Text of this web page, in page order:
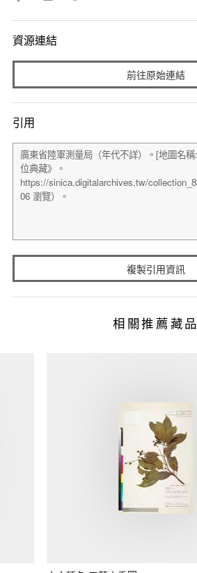
資源連結
前往原始連結
引用
複製引用資訊
相關推薦藏品